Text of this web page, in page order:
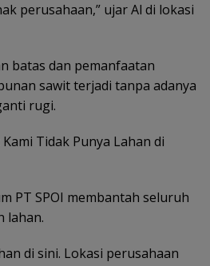
perusahaan,” ujar Al di lokasi
batas dan pemanfaatan
sawit terjadi tanpa adanya
rugi.
Tidak Punya Lahan di
PT SPOI membantah seluruh
lahan.
di sini. Lokasi perusahaan